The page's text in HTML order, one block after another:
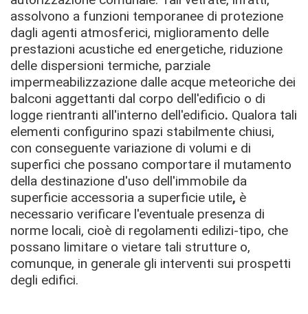
assolvono a funzioni temporanee di protezione
dagli agenti atmosferici, miglioramento delle
prestazioni acustiche ed energetiche, riduzione
delle dispersioni termiche, parziale
impermeabilizzazione dalle acque meteoriche dei
balconi aggettanti dal corpo dell'edificio o di
logge rientranti all'interno dell'edificio. Qualora tali
elementi configurino spazi stabilmente chiusi,
con conseguente variazione di volumi e di
superfici che possano comportare il mutamento
della destinazione d'uso dell'immobile da
superficie accessoria a superficie utile, è
necessario verificare l'eventuale presenza di
norme locali, cioè di regolamenti edilizi-tipo, che
possano limitare o vietare tali strutture o,
comunque, in generale gli interventi sui prospetti
degli edifici.